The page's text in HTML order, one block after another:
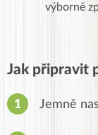
výborně
Jak připravit
Jemně